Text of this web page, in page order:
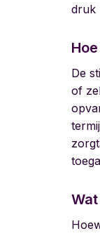
druk
De
of